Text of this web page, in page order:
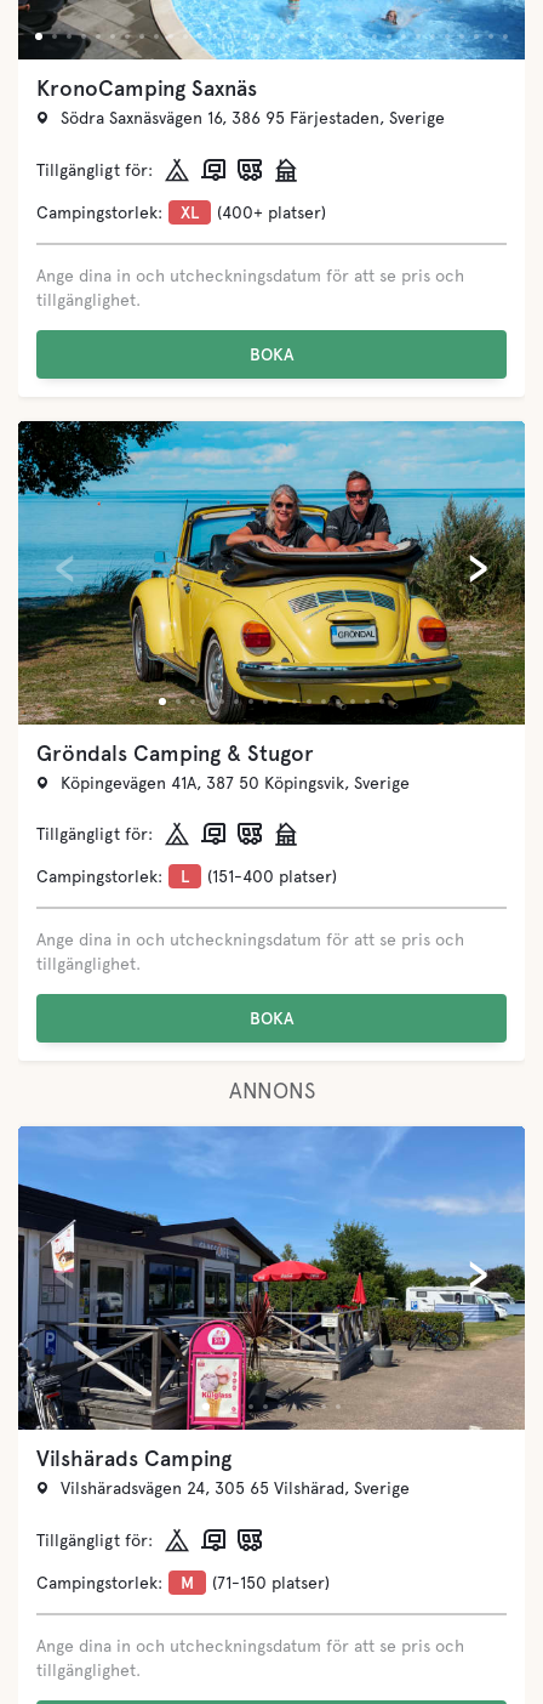
KronoCamping Saxnäs
Södra Saxnäsvägen 16, 386 95 Färjestaden, Sverige
Tillgängligt för:
Campingstorlek: XL (400+ platser)
Ange dina in och utcheckningsdatum för att se pris och
tillgänglighet.
BOKA
›
‹
Gröndals Camping & Stugor
Köpingevägen 41A, 387 50 Köpingsvik, Sverige
Tillgängligt för:
Campingstorlek: L (151-400 platser)
Ange dina in och utcheckningsdatum för att se pris och
tillgänglighet.
BOKA
ANNONS
›
‹
Vilshärads Camping
Vilshäradsvägen 24, 305 65 Vilshärad, Sverige
Tillgängligt för:
Campingstorlek: M (71-150 platser)
Ange dina in och utcheckningsdatum för att se pris och
tillgänglighet.